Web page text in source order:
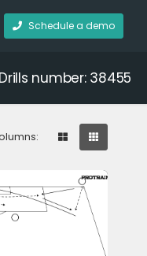
Schedule a demo
Drills number: 38455